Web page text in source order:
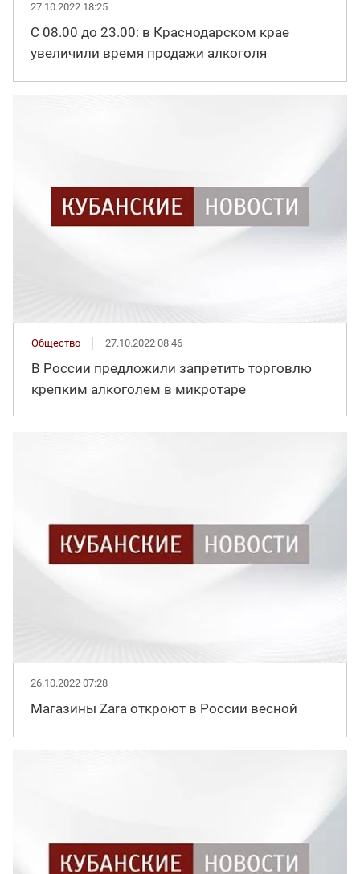
27.10.2022 18:25
С 08.00 до 23.00: в Краснодарском крае
увеличили время продажи алкоголя
Общество 27.10.2022 08:46
В России предложили запретить торговлю
крепким алкоголем в микротаре
26.10.2022 07:28
Магазины Zara откроют в России весной